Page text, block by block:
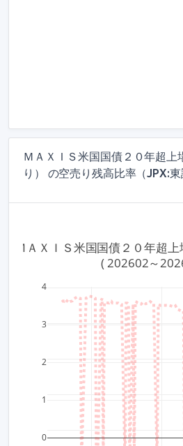
ＭＡＸＩＳ米国国債２０年超上
り） の空売り残高比率（JPX:東
0
1
2
3
4
ＭＡＸＩＳ米国国債２０年超
( 202602～